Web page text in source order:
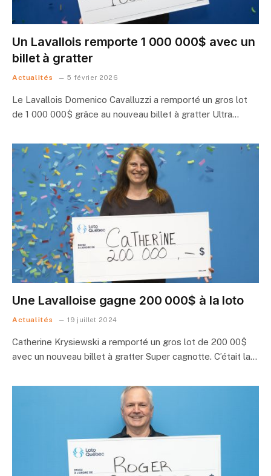
Un Lavallois remporte 1 000 000$ avec un
billet à gratter
Actualités 5 février 2026
Le Lavallois Domenico Cavalluzzi a remporté un gros lot
de 1 000 000$ grâce au nouveau billet à gratter Ultra…
Une Lavalloise gagne 200 000$ à la loto
Actualités 19 juillet 2024
Catherine Krysiewski a remporté un gros lot de 200 00$
avec un nouveau billet à gratter Super cagnotte. C’était la…